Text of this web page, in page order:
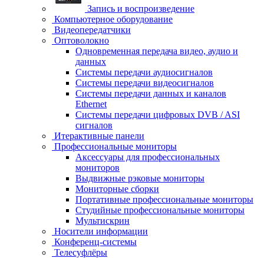
Запись и воспроизведение
Компьютерное оборудование
Видеопередатчики
Оптоволокно
Одновременная передача видео, аудио и
данных
Системы передачи аудиосигналов
Системы передачи видеосигналов
Системы передачи данных и каналов
Ethernet
Системы передачи цифровых DVB / ASI
сигналов
Итерактивные панели
Профессиональные мониторы
Аксессуары для профессиональных
мониторов
Выдвижные рэковые мониторы
Мониторные сборки
Портативные профессиональные мониторы
Студийные профессиональные мониторы
Мультискрин
Носители информации
Конференц-системы
Телесуфлёры